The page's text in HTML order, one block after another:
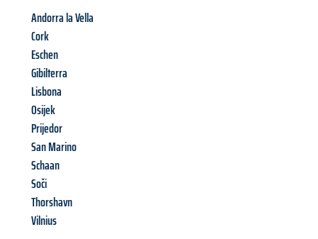
Andorra la Vella
Cork
Eschen
Gibilterra
Lisbona
Osijek
Prijedor
San Marino
Schaan
Soči
Thorshavn
Vilnius